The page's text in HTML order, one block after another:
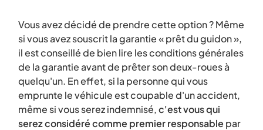
Vous avez décidé de prendre cette option ? Même
si vous avez souscrit la garantie « prêt du guidon »,
il est conseillé de bien lire les conditions générales
de la garantie avant de prêter son deux-roues à
quelqu'un. En effet, si la personne qui vous
emprunte le véhicule est coupable d'un accident,
même si vous serez indemnisé,c'est vous qui
serez considéré comme premier responsable par